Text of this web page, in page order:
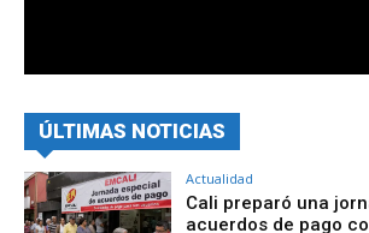
ÚLTIMAS NOTICIAS
Actualidad
Cali preparó una
acuerdos de pago